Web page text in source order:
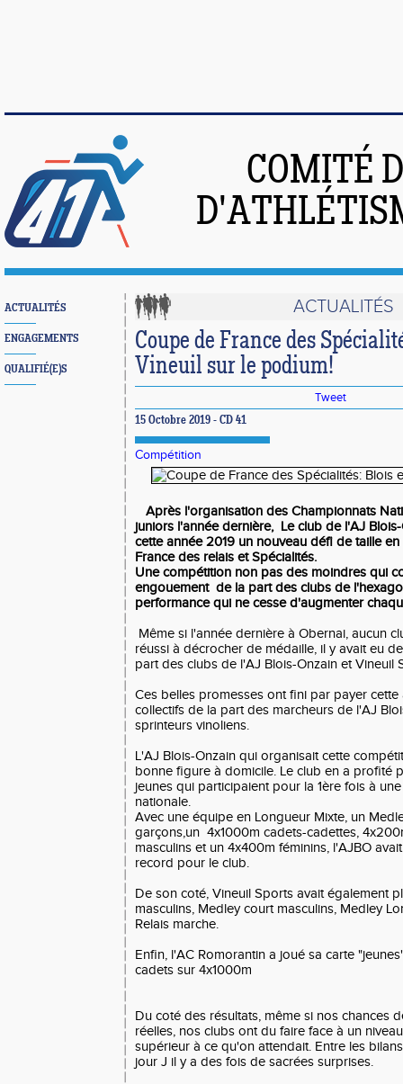
COMITÉ
ACTUALITÉS
ENGAGEMENTS
QUALIFIÉ(E)S
ACTUALITÉS
Coupe de France des
Vineuil sur le podium!
Tweet
15 Octobre 2019 - CD 41
Compétition
Après l'organisation des Championnats
juniors l'année dernière, Le club de l'AJ
cette année 2019 un nouveau défi de taille
France des relais et Spécialités.
Une compétition non pas des moindres qui
engouement de la part des clubs de
performance qui ne cesse d'augmenter
Même si l'année dernière à Obernai, aucun
réussi à décrocher de médaille, il y avait eu
part des clubs de l'AJ Blois-Onzain et Vineuil
Ces belles promesses ont fini par payer
collectifs de la part des marcheurs de l'AJ
sprinteurs vinoliens.
L'AJ Blois-Onzain qui organisait cette
bonne figure à domicile. Le club en a profité
jeunes qui participaient pour la 1ère fois à
nationale.
Avec une équipe en Longueur Mixte, un
garçons,un 4x1000m cadets-cadettes,
masculins et un 4x400m féminins, l'AJBO
record pour le club.
De son coté, Vineuil Sports avait également
masculins, Medley court masculins, Medley
Relais marche.
Enfin, l'AC Romorantin a joué sa carte
cadets sur 4x1000m
Du coté des résultats, même si nos chances
réelles, nos clubs ont du faire face à un
supérieur à ce qu'on attendait. Entre les
jour J il y a des fois de sacrées surprises.